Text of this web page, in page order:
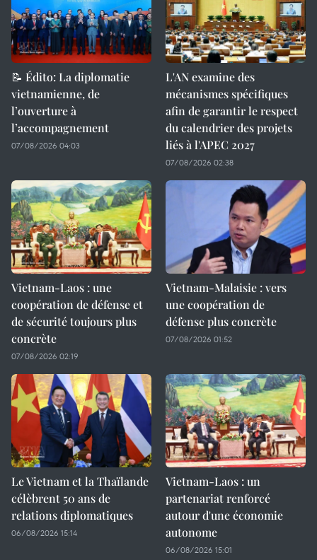
📝 Édito: La diplomatie
vietnamienne, de
l’ouverture à
l’accompagnement
07/08/2026 04:03
L'AN examine des
mécanismes spécifiques
afin de garantir le respect
du calendrier des projets
liés à l'APEC 2027
07/08/2026 02:38
Vietnam-Laos : une
coopération de défense et
de sécurité toujours plus
concrète
07/08/2026 02:19
Vietnam-Malaisie : vers
une coopération de
défense plus concrète
07/08/2026 01:52
Le Vietnam et la Thaïlande
célèbrent 50 ans de
relations diplomatiques
06/08/2026 15:14
Vietnam-Laos : un
partenariat renforcé
autour d'une économie
autonome
06/08/2026 15:01